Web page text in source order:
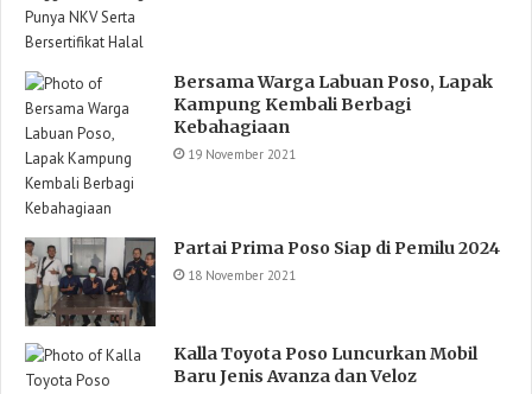
Bersama Warga Labuan Poso, Lapak
Kampung Kembali Berbagi
Kebahagiaan
19 November 2021
Partai Prima Poso Siap di Pemilu 2024
18 November 2021
Kalla Toyota Poso Luncurkan Mobil
Baru Jenis Avanza dan Veloz